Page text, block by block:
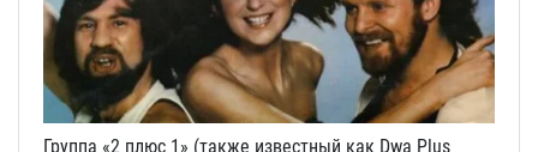
Группа «2 плюс 1» (также известный как Dwa Plus